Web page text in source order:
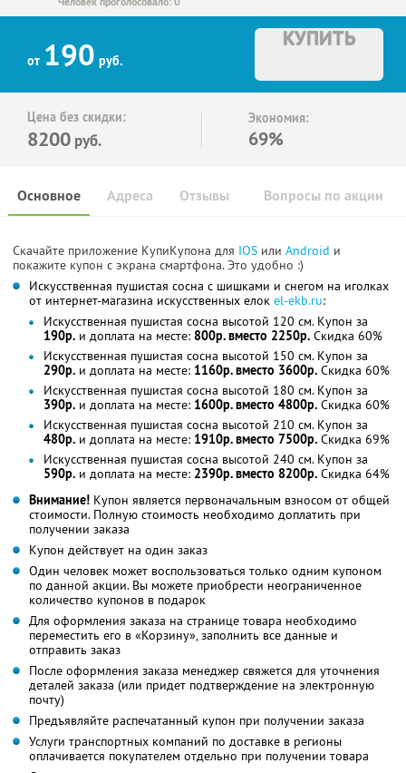
от 190 руб.
КУПИТЬ
Цена без скидки:
8200 руб.
Экономия:
69%
Основное Отзывы Вопросы по акции
Адреса
Скачайте приложение КупиКупона для IOS или Android и
покажите купон с экрана смартфона. Это удобно :)
Искусственная пушистая сосна с шишками и снегом на иголках
от интернет-магазина искусственных елок el-ekb.ru:
Искусственная пушистая сосна высотой 120 см. Купон за
190р. и доплата на месте: 800р. вместо 2250р. Скидка 60%
Искусственная пушистая сосна высотой 150 см. Купон за
290р. и доплата на месте: 1160р. вместо 3600р. Скидка 60%
Искусственная пушистая сосна высотой 180 см. Купон за
390р. и доплата на месте: 1600р. вместо 4800р. Скидка 60%
Искусственная пушистая сосна высотой 210 см. Купон за
480р. и доплата на месте: 1910р. вместо 7500р. Скидка 69%
Искусственная пушистая сосна высотой 240 см. Купон за
590р. и доплата на месте: 2390р. вместо 8200р. Скидка 64%
Внимание! Купон является первоначальным взносом от общей
стоимости. Полную стоимость необходимо доплатить при
получении заказа
Купон действует на один заказ
Один человек может воспользоваться только одним купоном
по данной акции. Вы можете приобрести неограниченное
количество купонов в подарок
Для оформления заказа на странице товара необходимо
переместить его в «Корзину», заполнить все данные и
отправить заказ
После оформления заказа менеджер свяжется для уточнения
деталей заказа (или придет подтверждение на электронную
почту)
Предъявляйте распечатанный купон при получении заказа
Услуги транспортных компаний по доставке в регионы
оплачивается покупателем отдельно при получении товара